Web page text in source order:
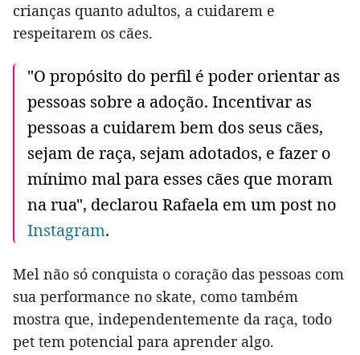
crianças quanto adultos, a cuidarem e
respeitarem os cães.
"O propósito do perfil é poder orientar as
pessoas sobre a adoção. Incentivar as
pessoas a cuidarem bem dos seus cães,
sejam de raça, sejam adotados, e fazer o
mínimo mal para esses cães que moram
na rua", declarou Rafaela em um post no
Instagram.
Mel não só conquista o coração das pessoas com
sua performance no skate, como também
mostra que, independentemente da raça, todo
pet tem potencial para aprender algo.